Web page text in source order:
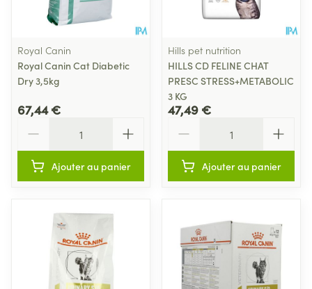
Royal Canin
Royal Canin Cat Diabetic
Dry 3,5kg
67,44 €
Ajouter au panier
Hills pet nutrition
HILLS CD FELINE CHAT
PRESC STRESS+METABOLIC
3 KG
47,49 €
Ajouter au panier